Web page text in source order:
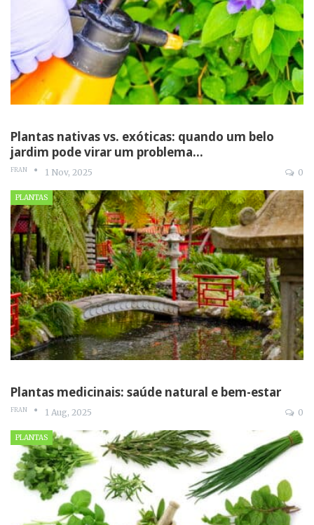
Plantas nativas vs. exóticas: quando um belo
jardim pode virar um problema…
FRAN 1 Nov, 2025 0
PLANTAS
Plantas medicinais: saúde natural e bem-estar
FRAN 1 Aug, 2025 0
PLANTAS